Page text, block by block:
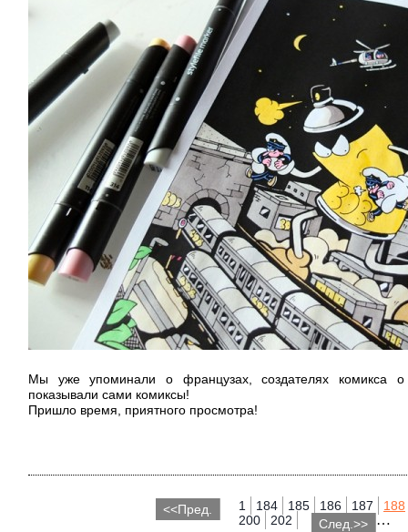
Мы уже упоминали о французах, создателях
показывали сами комиксы!
Пришло время, приятного просмотра!
<<Пред. 1 184 185 186 187
188
200
…
202 След.>>